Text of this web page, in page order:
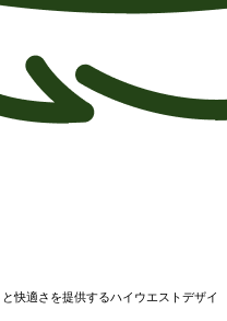
快適さを提供するハイウエストデザイ